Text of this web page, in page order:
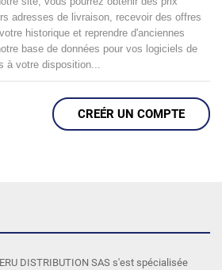
adresses de livraison, recevoir des offres
historique et reprendre d'anciennes
base de données pour vos logiciels de
à votre disposition...
CREÉR UN COMPTE
DISTRIBUTION SAS s'est spécialisée